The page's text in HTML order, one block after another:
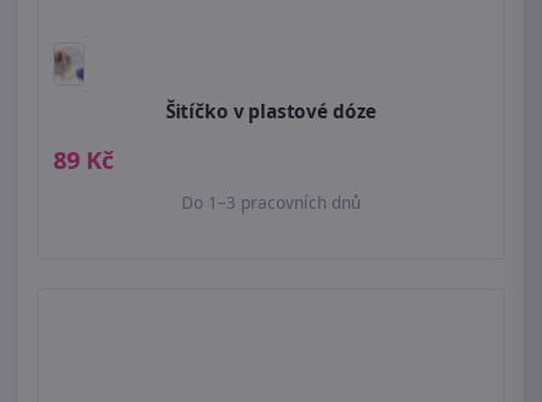
Šitíčko v plastové dóze
89 Kč
Do 1–3 pracovních dnů